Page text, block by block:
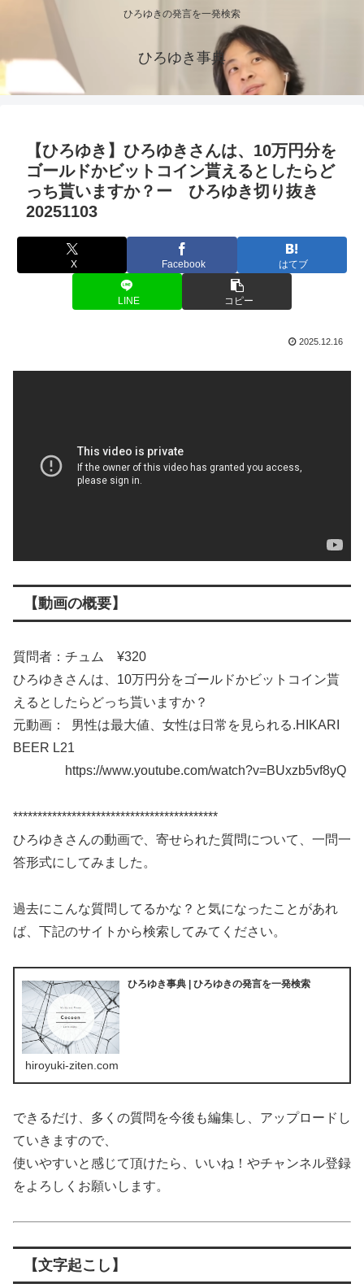
ひろゆきの発言を一発検索
ひろゆき事典
【ひろゆき】ひろゆきさんは、10万円分を
ゴールドかビットコイン貰えるとしたらど
っち貰いますか？ー ひろゆき切り抜き
20251103
X Facebook はてブ
LINE コピー
2025.12.16
【動画の概要】
質問者：チュム ¥320
ひろゆきさんは、10万円分をゴールドかビットコイン貰
えるとしたらどっち貰いますか？
元動画： 男性は最大値、女性は日常を見られる.HIKARI
BEER L21
https://www.youtube.com/watch?v=BUxzb5vf8yQ
******************************************
ひろゆきさんの動画で、寄せられた質問について、一問一
答形式にしてみました。
過去にこんな質問してるかな？と気になったことがあれ
ば、下記のサイトから検索してみてください。
ひろゆき事典 | ひろゆきの発言を一発検索
hiroyuki-ziten.com
できるだけ、多くの質問を今後も編集し、アップロードし
ていきますので、
使いやすいと感じて頂けたら、いいね！やチャンネル登録
をよろしくお願いします。
【文字起こし】